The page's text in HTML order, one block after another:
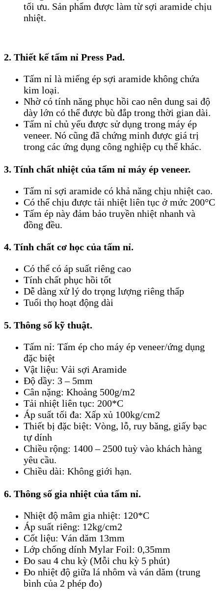
tối ưu. Sản phẩm được làm từ sợi aramide chịu
nhiệt.
2. Thiết kế tấm nỉ Press Pad.
Tấm nỉ là miếng ép sợi aramide không chứa
kim loại.
Nhờ có tính năng phục hồi cao nên dung sai độ
dày lớn có thể được bù đắp trong thời gian dài.
Tấm nỉ chủ yếu được sử dụng trong máy ép
veneer. Nó cũng đã chứng minh được giá trị
trong các ứng dụng công nghiệp cụ thể khác.
3. Tính chất nhiệt của tấm nỉ máy ép veneer.
Tấm nỉ sợi aramide có khả năng chịu nhiệt cao.
Có thể chịu được tải nhiệt liên tục ở mức 200°C
Tấm ép này đảm bảo truyền nhiệt nhanh và
đồng đều.
4. Tính chất cơ học của tấm nỉ.
Có thể có áp suất riêng cao
Tính chất phục hồi tốt
Dễ dàng xử lý do trọng lượng riêng thấp
Tuổi thọ hoạt động dài
5. Thông số kỹ thuật.
Tấm nỉ: Tấm ép cho máy ép veneer/ứng dụng
đặc biệt
Vật liệu: Vải sợi Aramide
Độ dầy: 3 – 5mm
Cân nặng: Khoảng 500g/m2
Tải nhiệt liên tục: 200*C
Áp suất tối đa: Xấp xủ 100kg/cm2
Thiết bị đặc biệt: Vòng, lỗ, ruy băng, giấy bạc
tự dính
Chiều rộng: 1400 – 2500 tuỳ vào khách hàng
yêu cầu.
Chiều dài: Không giới hạn.
6. Thông số gia nhiệt của tấm nỉ.
Nhiệt độ mâm gia nhiệt: 120*C
Áp suất riêng: 12kg/cm2
Cốt liệu: Ván dăm 13mm
Lớp chống dính Mylar Foil: 0,35mm
Đo sau 4 chu kỳ (Mỗi chu kỳ 5 phút)
Đo nhiệt độ giữa lá nhôm và ván dăm (trung
bình của 2 phép đo)